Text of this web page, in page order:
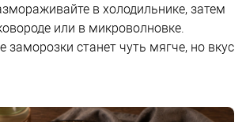
в холодильнике, затем
или в микроволновке.
заморозки станет чуть мягче, но вкус